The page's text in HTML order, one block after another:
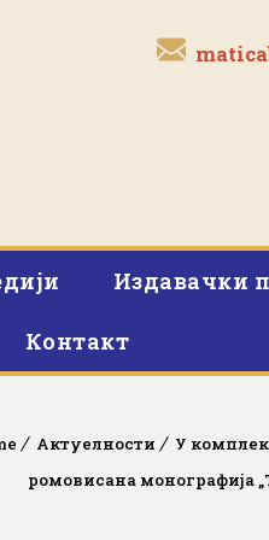
Издавачки
Контакт
Актуелности
У
ромовисана монографија